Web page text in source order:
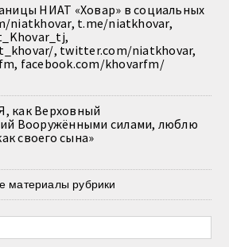
НИАТ «Ховар» в социальных
niatkhovar, t.me/niatkhovar,
, twitter.com/niatkhovar,
facebook.com/khovarfm/
как Верховный
Вооружёнными силами, люблю
своего сына»
материалы рубрики